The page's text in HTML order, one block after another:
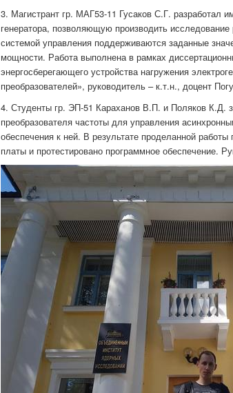
3. Магистрант гр. МАГ53-11 Гусаков С.Г. разработал
генератора, позволяющую производить
системой управления поддерживаются заданные
мощности. Работа выполнена в рамках
энергосберегающего устройства нагружения
преобразователей», руководитель – к.т.н., доцент
4. Студенты гр. ЭП-51 Караханов В.П. и Поляков К.Д.
преобразователя частоты для управления
обеспечения к ней. В результате проделанной
платы и протестировано программное обеспечение.